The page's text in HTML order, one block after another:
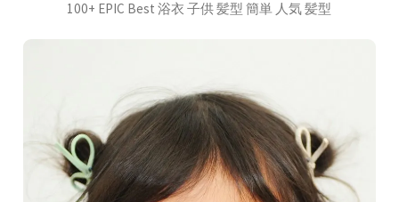
100+ EPIC Best 浴衣 子供 髪型 簡単 人気 髪型